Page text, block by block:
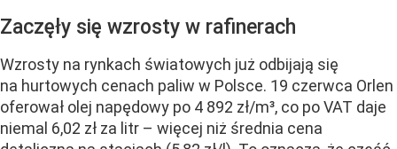
Zaczęły się wzrosty w rafinerach
Wzrosty na rynkach światowych już odbijają się
na hurtowych cenach paliw w Polsce. 19 czerwca Orlen
oferował olej napędowy po 4 892 zł/m³, co po VAT daje
niemal 6,02 zł za litr – więcej niż średnia cena